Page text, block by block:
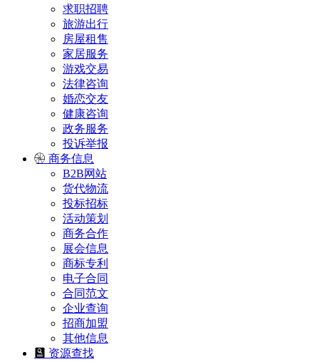
求职招聘
旅游出行
房屋租售
家居服务
游戏交易
法律咨询
婚恋交友
健康咨询
政务服务
投诉举报
商务信息
B2B网站
货代物流
投标招标
活动策划
商务合作
展会信息
商标专利
电子合同
合同范文
企业查询
招商加盟
其他信息
资源查找